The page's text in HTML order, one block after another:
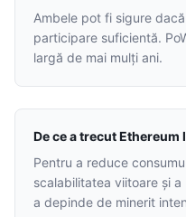
Ambele pot fi sigure
participare suficientă.
largă de mai mulți ani.
De ce a trecut Ethereum
Pentru a reduce
scalabilitatea viitoare și
a depinde de minerit